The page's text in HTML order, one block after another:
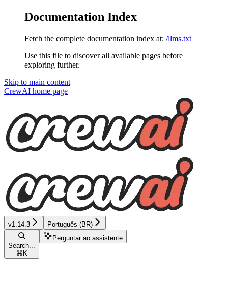
Documentation Index
Fetch the complete documentation index at: /llms.txt
Use this file to discover all available pages before
exploring further.
Skip to main content
CrewAI home page
v1.14.3 Português (BR)
Search...
⌘ K
Perguntar ao assistente